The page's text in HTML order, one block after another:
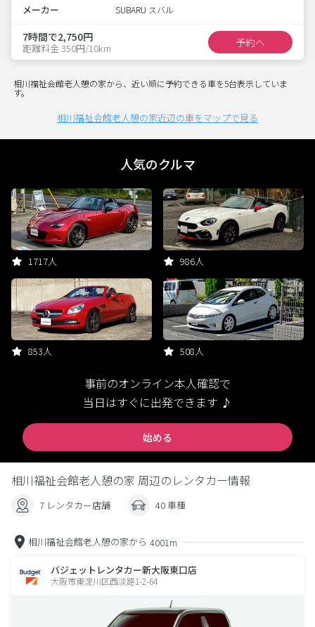
メーカー SUBARU スバル
7時間で2,750円
距離料金 350円/10km 予約へ
相川福祉会館老人憩の家から、近い順に予約できる車を5台表示していま
す。
相川福祉会館老人憩の家近辺の車をマップで見る
人気のクルマ
1717人 986人
853人 508人
事前のオンライン本人確認で
当日はすぐに出発できます ♪
始める
相川福祉会館老人憩の家 周辺のレンタカー情報
7 レンタカー店舗 40 車種
相川福祉会館老人憩の家から 4001m
バジェットレンタカー新大阪東口店
大阪市東淀川区西淡路1-2-64